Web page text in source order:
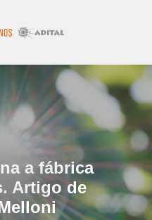
a fábrica
Artigo de